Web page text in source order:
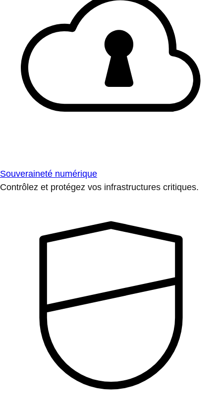
Souveraineté numérique
Contrôlez et protégez vos infrastructures critiques.